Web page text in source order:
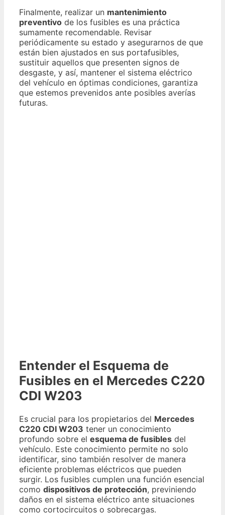
Finalmente, realizar un mantenimiento
preventivo de los fusibles es una práctica
sumamente recomendable. Revisar
periódicamente su estado y asegurarnos de que
están bien ajustados en sus portafusibles,
sustituir aquellos que presenten signos de
desgaste, y así, mantener el sistema eléctrico
del vehículo en óptimas condiciones, garantiza
que estemos prevenidos ante posibles averías
futuras.
Entender el Esquema de
Fusibles en el Mercedes C220
CDI W203
Es crucial para los propietarios del Mercedes
C220 CDI W203 tener un conocimiento
profundo sobre el esquema de fusibles del
vehículo. Este conocimiento permite no solo
identificar, sino también resolver de manera
eficiente problemas eléctricos que pueden
surgir. Los fusibles cumplen una función esencial
como dispositivos de protección, previniendo
daños en el sistema eléctrico ante situaciones
como cortocircuitos o sobrecargas.